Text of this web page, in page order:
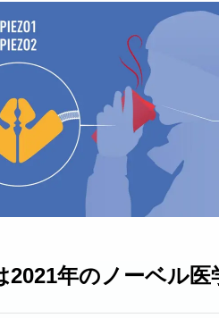
2021年のノーベル医